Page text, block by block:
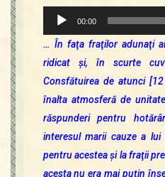
Player
audio
00:00
… În faţa fraţilor adunaţi
ridicat şi, în scurte
Consfătuirea de atunci
înalta atmosferă de
răspunderi pentru
interesul marii cauze a
pentru acestea şi la fraţii
acesta nu era mai puţin